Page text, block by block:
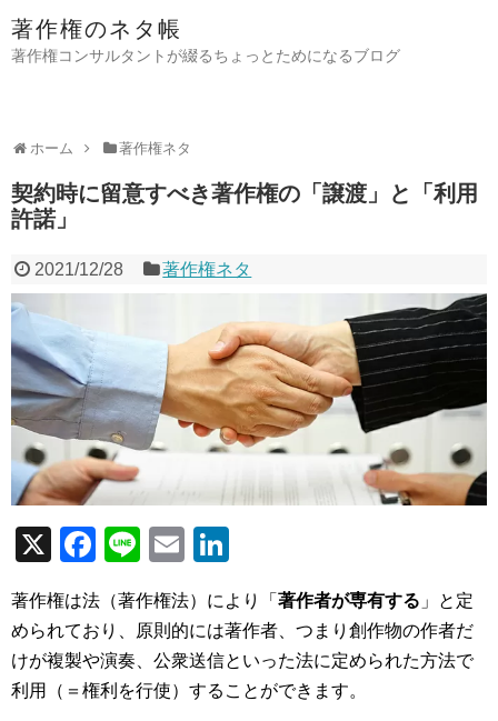
著作権のネタ帳
著作権コンサルタントが綴るちょっとためになるブログ
ホーム 著作権ネタ
契約時に留意すべき著作権の「譲渡」と「利用
許諾」
2021/12/28 著作権ネタ
X
F
c
e
b
Li
e
E
ail k
e
dI
著作権は法（著作権法）により「 著作者が専有する 」と定
められており、原則的には著作者、つまり創作物の作者だ
けが複製や演奏、公衆送信といった法に定められた方法で
利用（＝権利を行使）することができます。